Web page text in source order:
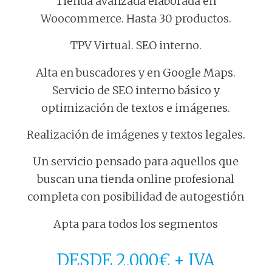
Woocommerce. Hasta 30 productos.
TPV Virtual. SEO interno.
Alta en buscadores y en Google Maps.
Servicio de SEO interno básico y
optimización de textos e imágenes.
Realización de imágenes y textos legales.
Un servicio pensado para aquellos que
buscan una tienda online profesional
completa con posibilidad de autogestión
Apta para todos los segmentos
DESDE 2.000€ + IVA